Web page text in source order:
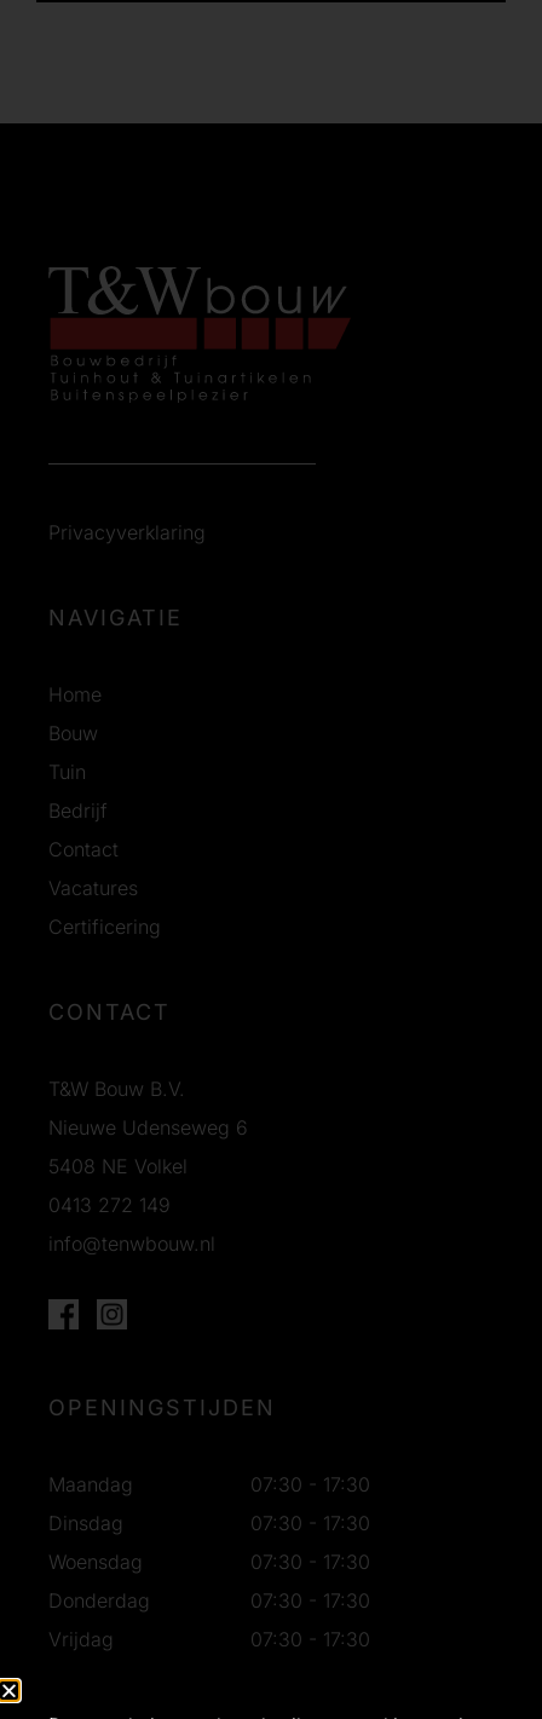
Privacyverklaring
NAVIGATIE
Home
Bouw
Tuin
Bedrijf
Contact
Vacatures
Certificering
CONTACT
T&W Bouw B.V.
Nieuwe Udenseweg 6
5408 NE Volkel
0413 272 149
info@tenwbouw.nl
OPENINGSTIJDEN
Maandag
07:30 - 17:30
Dinsdag
07:30 - 17:30
Woensdag
07:30 - 17:30
Donderdag
07:30 - 17:30
Vrijdag
07:30 - 17:30